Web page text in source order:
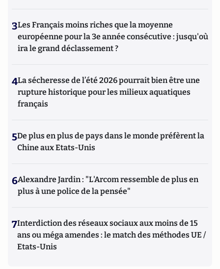
3Les Français moins riches que la moyenne
européenne pour la 3e année consécutive : jusqu'où
ira le grand déclassement ?
4La sécheresse de l’été 2026 pourrait bien être une
rupture historique pour les milieux aquatiques
français
5De plus en plus de pays dans le monde préfèrent la
Chine aux Etats-Unis
6Alexandre Jardin : "L'Arcom ressemble de plus en
plus à une police de la pensée"
7Interdiction des réseaux sociaux aux moins de 15
ans ou méga amendes : le match des méthodes UE /
Etats-Unis